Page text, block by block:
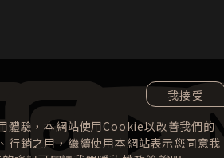
體驗，本網站使用Cookie以改善我們的
行銷之用，繼續使用本網站表示您同意我
我接受
YouTube LINE